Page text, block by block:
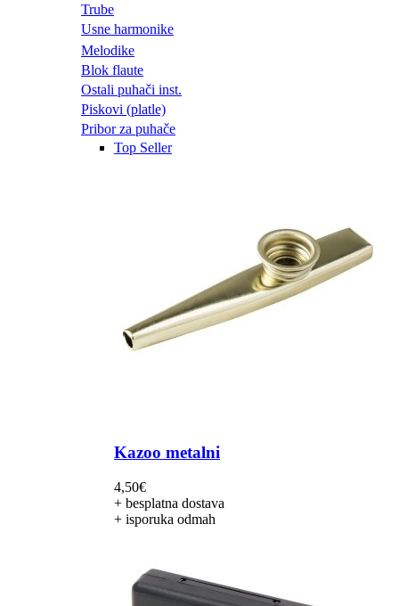
Trube
Usne harmonike
Melodike
Blok flaute
Ostali puhači inst.
Piskovi (platle)
Pribor za puhače
Top Seller
Kazoo metalni
4,50€
+ besplatna dostava
+ isporuka odmah